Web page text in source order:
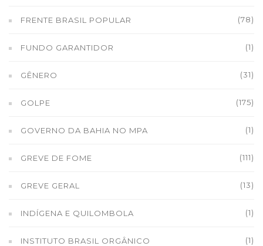
FRENTE BRASIL POPULAR (78)
FUNDO GARANTIDOR (1)
GÊNERO (31)
GOLPE (175)
GOVERNO DA BAHIA NO MPA (1)
GREVE DE FOME (111)
GREVE GERAL (13)
INDÍGENA E QUILOMBOLA (1)
INSTITUTO BRASIL ORGÂNICO (1)